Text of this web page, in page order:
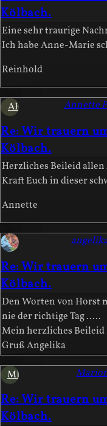
Kölbach.
Eine sehr traurige
Ich habe Anne-Marie
Reinhold
AH
Re: Wir trauern
Kölbach.
Annette
Herzliches Beileid
Kraft Euch in dieser
Annette
Re: Wir trauern
Kölbach.
Den Worten von Horst
nie der richtige Tag .....
Mein herzliches Beileid
Gruß Angelika
ME
Re: Wir trauern
Kölbach.